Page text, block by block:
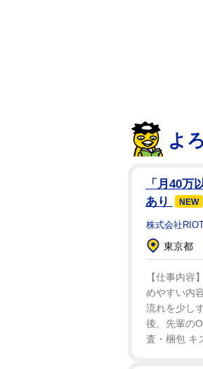
よ
「月40
あり
NEW
株式会社
東京都
【仕事内
めやすい内
流れを少し
後、先輩の
査・梱包 キ